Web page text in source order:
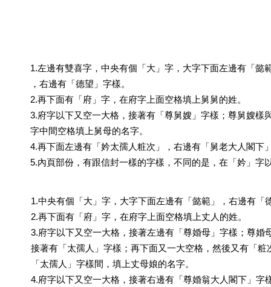
1.左邊有雙喜字，中央有個「大」字，大字下面左邊有「懿
，右邊有「德望」字樣。
2.再下面有「府」字，在府字上面空格填上舅舅的姓。
3.府字以下又空一大格，接著有「尊舅嫂」字樣；尊舅嫂樣
字中間空格填上舅母的名字。
4.再下面左邊有「妗太孺人粧次」，右邊有「舅老大人閣下
5.內頁部份，有跟信封一樣的字樣，不同的是，在「妗」字
1.中央有個「大」字，大字下面左邊有「懿範」，右邊有「
2.再下面有「府」字，在府字上面空格填上丈人的姓。
3.府字以下又空一大格，接著左邊有「尊婚母」字樣；尊婚
接著有「太孺人」字樣；再下面又一大空格，然後又有「粧
「太孺人」字樣間，填上丈母娘的名字。
4.府字以下又空一大格，接著右邊有「尊婚翁大人閣下」字